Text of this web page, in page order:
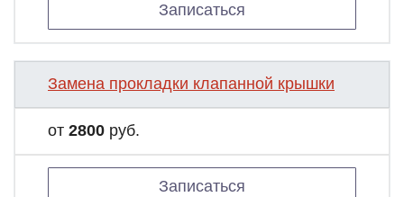
Записаться
Замена прокладки клапанной крышки
от 2800 руб.
Записаться